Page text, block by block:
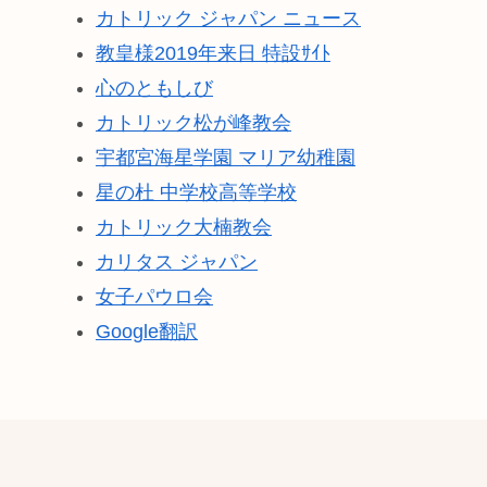
カトリック ジャパン ニュース
教皇様2019年来日 特設ｻｲﾄ
心のともしび
カトリック松が峰教会
宇都宮海星学園 マリア幼稚園
星の杜 中学校高等学校
カトリック大楠教会
カリタス ジャパン
女子パウロ会
Google翻訳